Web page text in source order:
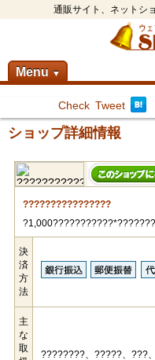
通販サイト、ネットシ
Menu ▼
Check Tweet
ショップ詳細情報
????????????????
決
済
方
法
主
な
取
????????、?????、???